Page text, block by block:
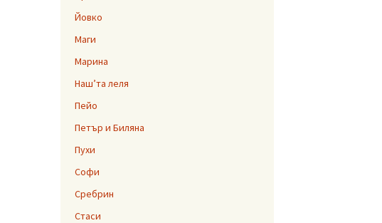
Йовко
Маги
Марина
Наш’та леля
Пейо
Петър и Биляна
Пухи
Софи
Сребрин
Стаси